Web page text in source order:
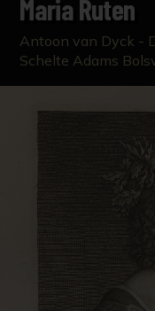
Maria Ruten
Antoon van Dyck -
Schelte Adams